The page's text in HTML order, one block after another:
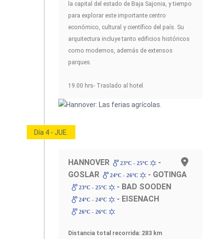
la capital del estado de Baja Sajonia, y tiempo
para explorar este importante centro
económico, cultural y científico del país. Su
arquitectura incluye tanto edificios históricos
como modernos, además de extensos
parques.
19.00 hrs- Traslado al hotel.
Día 4 - JUE.
HANNOVER 23ºC - 25ºC
-
GOSLAR
24ºC - 26ºC - GOTINGA
23ºC - 25ºC - BAD SOODEN
24ºC - 24ºC - EISENACH
26ºC - 26ºC
Distancia total recorrida: 283 km